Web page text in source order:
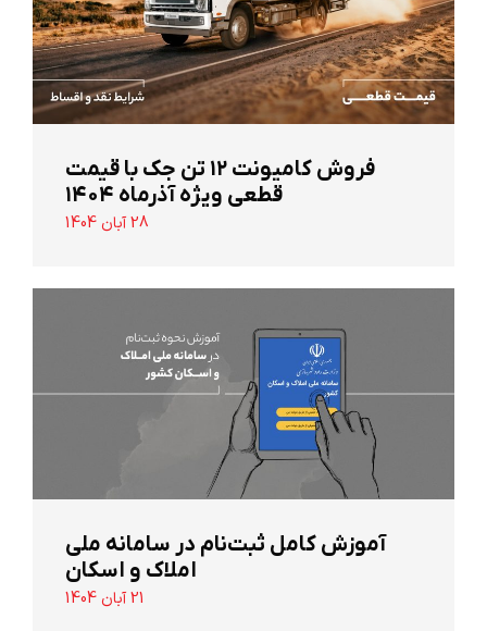
‌فروش کامیونت ۱۲ تن جک با قیمت
قطعی ویژه آذرماه ۱۴۰۴
28 آبان 1404
آموزش کامل ثبت‌نام در سامانه ملی
املاک و اسکان
21 آبان 1404